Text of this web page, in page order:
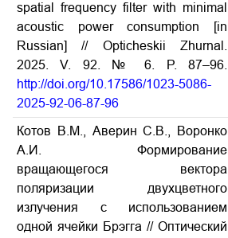
spatial frequency filter with minimal
acoustic power consumption [in
Russian] // Opticheskii Zhurnal.
2025. V. 92. № 6. P. 87–96.
http://doi.org/10.17586/1023-5086-
2025-92-06-87-96
Котов В.М., Аверин С.В., Воронко
А.И. Формирование
вращающегося вектора
поляризации двухцветного
излучения с использованием
одной ячейки Брэгга // Оптический